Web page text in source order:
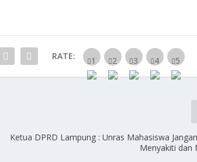
RATE:
Ketua DPRD Lampung : Unras Mahasiswa
Menyakiti dan